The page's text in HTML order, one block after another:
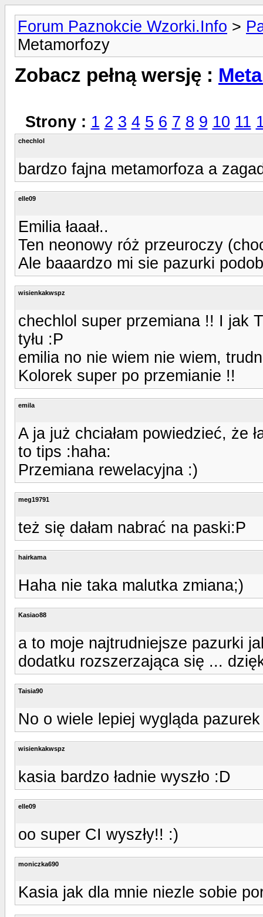
Forum Paznokcie Wzorki.Info >
Metamorfozy
Zobacz pełną wersję :
Strony : 1 2 3 4 5 6 7 8 9 10 11
chechlol
bardzo fajna metamorfoza a
elle09
Emilia łaaał..
Ten neonowy róż przeuroczy
Ale baaardzo mi sie pazurki
wisienkakwspz
chechlol super przemiana !! I jak
tyłu :P
emilia no nie wiem nie wiem,
Kolorek super po przemianie !!
emila
A ja już chciałam powiedzieć, że
to tips :haha:
Przemiana rewelacyjna :)
meg19791
też się dałam nabrać na paski:P
hairkama
Haha nie taka malutka zmiana;)
Kasiao88
a to moje najtrudniejsze pazurki
dodatku rozszerzająca się ...
Taisia90
No o wiele lepiej wygląda
wisienkakwspz
kasia bardzo ładnie wyszło :D
elle09
oo super CI wyszły!! :)
moniczka690
Kasia jak dla mnie niezle sobie